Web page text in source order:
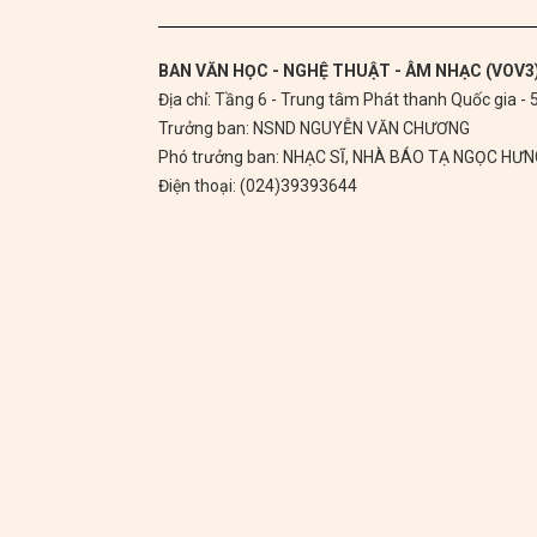
BAN VĂN HỌC - NGHỆ THUẬT - ÂM NHẠC
Địa chỉ: Tầng 6 - Trung tâm Phát thanh Quốc gia -
Trưởng ban: NSND NGUYỄN VĂN CHƯƠNG
Phó trưởng ban: NHẠC SĨ, NHÀ BÁO TẠ NGỌC
Điện thoại: (024)39393644